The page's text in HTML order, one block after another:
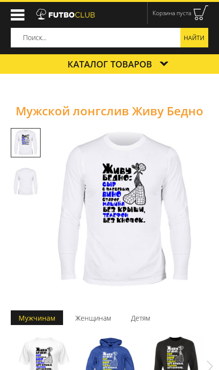
Корзина пуста
КАТАЛОГ ТОВАРОВ
Мужской лонгслив Живу Бедно
Мужчинам Женщинам Детям